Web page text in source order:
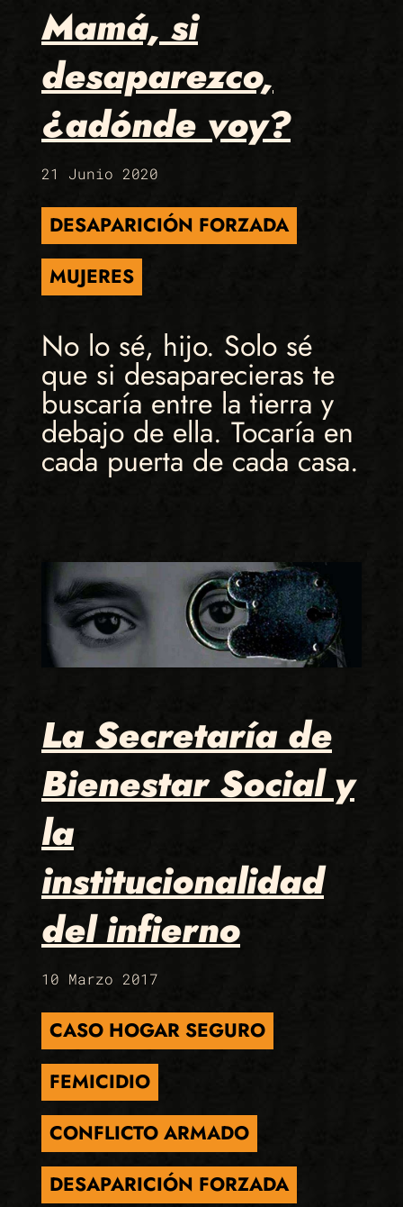
Mamá, si
desaparezco,
¿adónde voy?
21 Junio 2020
DESAPARICIÓN FORZADA
MUJERES
No lo sé, hijo. Solo sé
que si desaparecieras te
buscaría entre la tierra y
debajo de ella. Tocaría en
cada puerta de cada casa.
La Secretaría de
Bienestar Social y
la
institucionalidad
del infierno
10 Marzo 2017
CASO HOGAR SEGURO
FEMICIDIO
CONFLICTO ARMADO
DESAPARICIÓN FORZADA